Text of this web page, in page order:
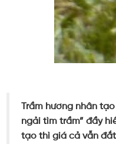
Trầm hương nhân
ngải tìm trầm” đầy
tạo thì giá cả vẫn